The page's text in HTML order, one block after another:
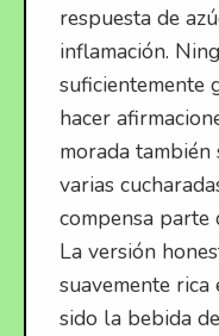
respuesta de
inflamación.
suficientemente
hacer
morada
varias
compensa parte
La versión
suavemente rica
sido la bebida